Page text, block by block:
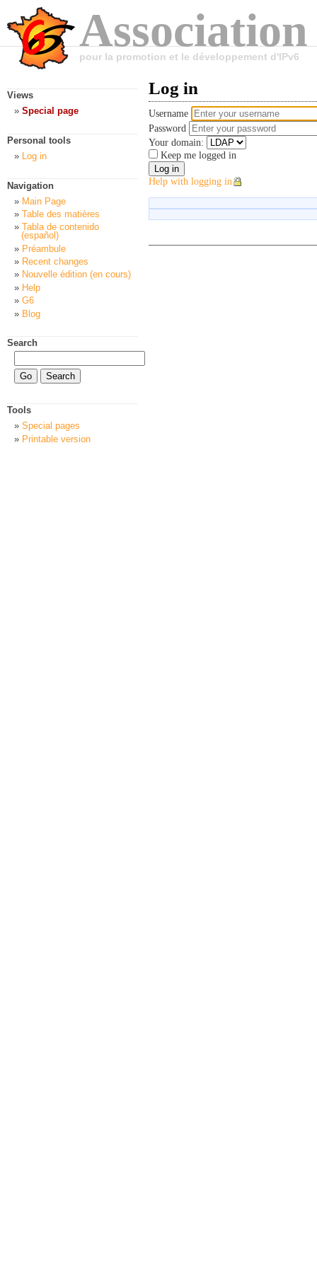
pour la promotion et le développement d'IPv6
Log in
Username
Password
Your domain:
Keep me logged in
Help with logging in
Views
Special page
Personal tools
Log in
Navigation
Main Page
Table des matières
Tabla de contenido
(español)
Préambule
Recent changes
Nouvelle édition (en cours)
Help
G6
Blog
Search
Tools
Special pages
Printable version